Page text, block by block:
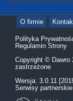
O firmie
Polityka
Regulamin Strony
Copyright © Dawro
zastrzeżone
Wersja: 3.0.11
Serwisy